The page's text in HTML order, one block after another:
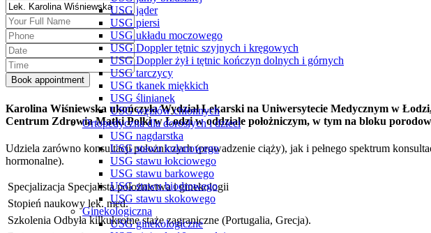
USG jąder
USG piersi
USG układu moczowego
USG Doppler tętnic szyjnych i kręgowych
USG Doppler żył i tętnic kończyn dolnych i górnych
USG tarczycy
USG tkanek miękkich
USG ślinianek
USG węzłów chłonnych
Ortopedyczna dla dorosłych i dzieci
USG nagdarstka
USG stawu kolanowego
USG stawu łokciowego
USG stawu barkowego
USG stawu biodrowego
USG stawu skokowego
Ginekologiczna
USG ginekologiczne
Karolina Wiśniewska ukończyła Wydział Lekarski na Uniwersytecie Medycznym w
Centrum Zdrowia Matki Polki w Łodzi w oddziale położniczym, w tym na bloku
Udziela zarówno konsultacji położniczych (prowadzenie ciąży), jak i pełnego spektrum
hormonalne).
Specjalizacja Specjalista położnictwa i ginekologii
Stopień naukowy lek. med.
Szkolenia Odbyła kilkukrotne staże zagraniczne (Portugalia, Grecja).